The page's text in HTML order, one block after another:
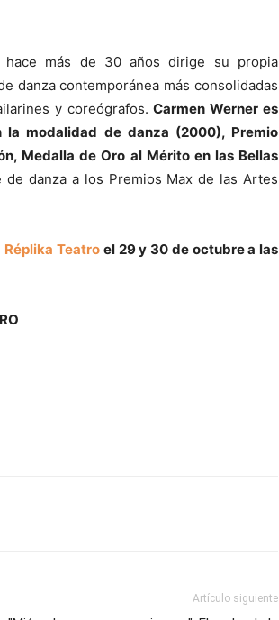
hace más de 30 años dirige su propia
danza contemporánea más consolidadas
y coreógrafos.Carmen Werner es
modalidad de danza (2000), Premio
Medalla de Oro al Mérito en las Bellas
danza a los Premios Max de las Artes
Réplika Teatro el 29 y 30 de octubre a las
Artículo siguiente